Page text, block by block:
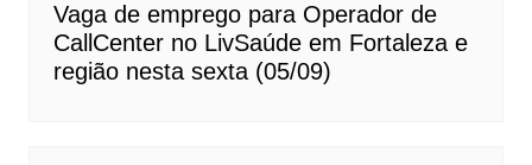
Vaga de emprego para Operador de
CallCenter no LivSaúde em Fortaleza e
região nesta sexta (05/09)